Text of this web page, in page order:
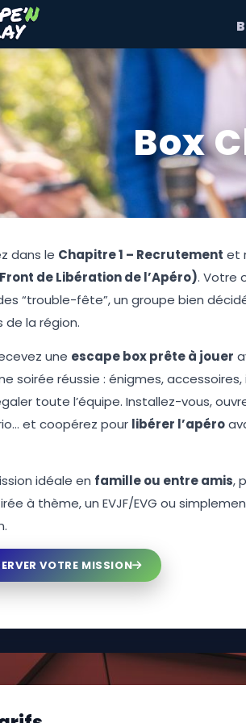
Box
dans le Chapitre 1 – Recrutement et
de Libération de l’Apéro). Votre
“trouble-fête”, un groupe bien
de la région.
une escape box prête à jouer
soirée réussie : énigmes,
toute l’équipe. Installez-vous,
et coopérez pour libérer l’apéro
idéale en famille ou entre amis,
à thème, un EVJF/EVG ou
VOTRE MISSION